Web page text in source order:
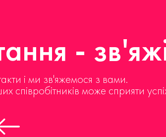
-
і ми зв'яжемося з вами.
співробітників може сприяти